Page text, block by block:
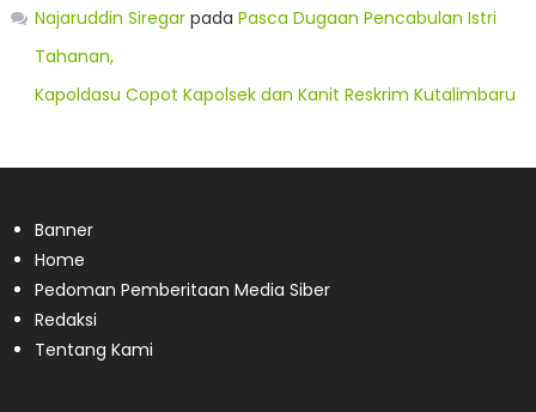
Najaruddin Siregarpada Pasca Dugaan Pencabulan Istri
Tahanan,
Kapoldasu Copot Kapolsek dan Kanit Reskrim Kutalimbaru
Banner
Home
Pedoman Pemberitaan Media Siber
Redaksi
Tentang Kami